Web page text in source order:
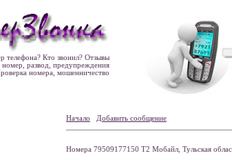
телефона? Кто звонил? Отзывы
номер, развод, предупреждения
номера, мошенничество
Начало
Добавить сообщение
Номера 79509177150 Т2 Мобайл, Тульская